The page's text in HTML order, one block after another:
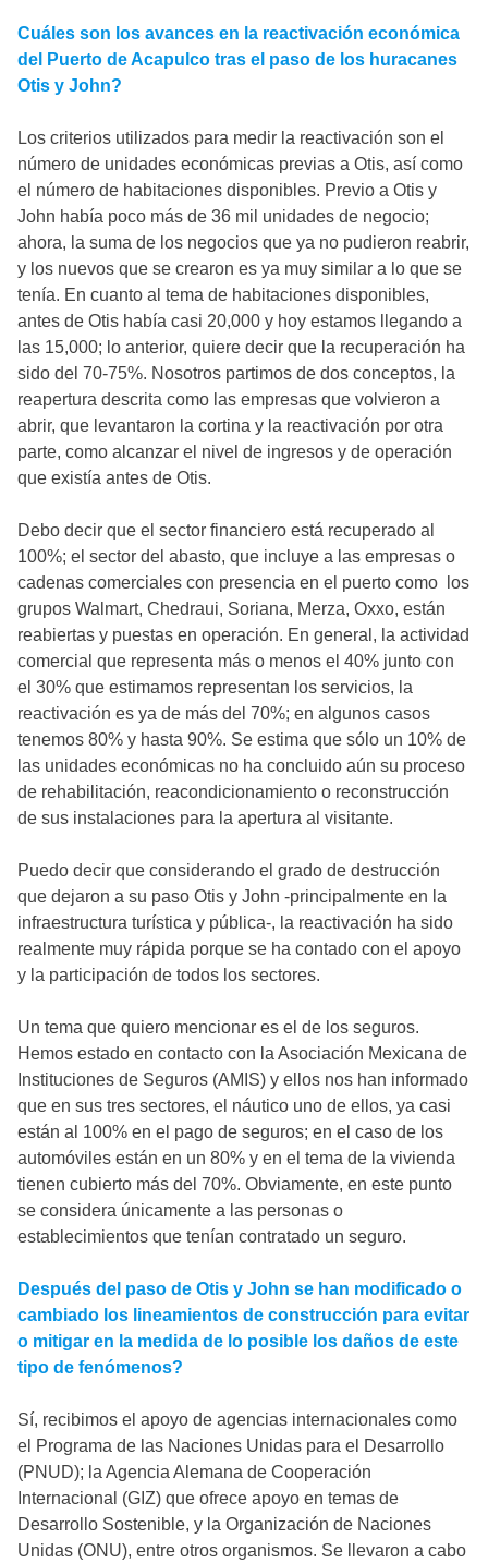
Cuáles son los avances en la reactivación económica
del Puerto de Acapulco tras el paso de los huracanes
Otis y John?
Los criterios utilizados para medir la reactivación son el
número de unidades económicas previas a Otis, así como
el número de habitaciones disponibles. Previo a Otis y
John había poco más de 36 mil unidades de negocio;
ahora, la suma de los negocios que ya no pudieron reabrir,
y los nuevos que se crearon es ya muy similar a lo que se
tenía. En cuanto al tema de habitaciones disponibles,
antes de Otis había casi 20,000 y hoy estamos llegando a
las 15,000; lo anterior, quiere decir que la recuperación ha
sido del 70-75%. Nosotros partimos de dos conceptos, la
reapertura descrita como las empresas que volvieron a
abrir, que levantaron la cortina y la reactivación por otra
parte, como alcanzar el nivel de ingresos y de operación
que existía antes de Otis.
Debo decir que el sector financiero está recuperado al
100%; el sector del abasto, que incluye a las empresas o
cadenas comerciales con presencia en el puerto como los
grupos Walmart, Chedraui, Soriana, Merza, Oxxo, están
reabiertas y puestas en operación. En general, la actividad
comercial que representa más o menos el 40% junto con
el 30% que estimamos representan los servicios, la
reactivación es ya de más del 70%; en algunos casos
tenemos 80% y hasta 90%. Se estima que sólo un 10% de
las unidades económicas no ha concluido aún su proceso
de rehabilitación, reacondicionamiento o reconstrucción
de sus instalaciones para la apertura al visitante.
Puedo decir que considerando el grado de destrucción
que dejaron a su paso Otis y John -principalmente en la
infraestructura turística y pública-, la reactivación ha sido
realmente muy rápida porque se ha contado con el apoyo
y la participación de todos los sectores.
Un tema que quiero mencionar es el de los seguros.
Hemos estado en contacto con la Asociación Mexicana de
Instituciones de Seguros (AMIS) y ellos nos han informado
que en sus tres sectores, el náutico uno de ellos, ya casi
están al 100% en el pago de seguros; en el caso de los
automóviles están en un 80% y en el tema de la vivienda
tienen cubierto más del 70%. Obviamente, en este punto
se considera únicamente a las personas o
establecimientos que tenían contratado un seguro.
Después del paso de Otis y John se han modificado o
cambiado los lineamientos de construcción para evitar
o mitigar en la medida de lo posible los daños de este
tipo de fenómenos?
Sí, recibimos el apoyo de agencias internacionales como
el Programa de las Naciones Unidas para el Desarrollo
(PNUD); la Agencia Alemana de Cooperación
Internacional (GIZ) que ofrece apoyo en temas de
Desarrollo Sostenible, y la Organización de Naciones
Unidas (ONU), entre otros organismos. Se llevaron a cabo